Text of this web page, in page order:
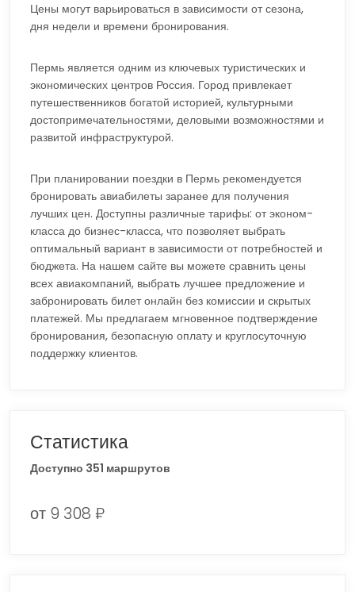
Цены могут варьироваться в зависимости от сезона,
дня недели и времени бронирования.
Пермь является одним из ключевых туристических и
экономических центров Россия. Город привлекает
путешественников богатой историей, культурными
достопримечательностями, деловыми возможностями и
развитой инфраструктурой.
При планировании поездки в Пермь рекомендуется
бронировать авиабилеты заранее для получения
лучших цен. Доступны различные тарифы: от эконом-
класса до бизнес-класса, что позволяет выбрать
оптимальный вариант в зависимости от потребностей и
бюджета. На нашем сайте вы можете сравнить цены
всех авиакомпаний, выбрать лучшее предложение и
забронировать билет онлайн без комиссии и скрытых
платежей. Мы предлагаем мгновенное подтверждение
бронирования, безопасную оплату и круглосуточную
поддержку клиентов.
Статистика
Доступно 351 маршрутов
от 9 308 ₽